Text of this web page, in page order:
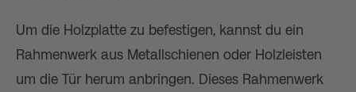
Um die Holzplatte zu befestigen, kannst du ein
Rahmenwerk aus Metallschienen oder Holzleisten
um die Tür herum anbringen. Dieses Rahmenwerk